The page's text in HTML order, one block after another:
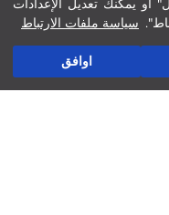
أو يمكنك تعديل الإعدادات
سياسة ملفات الارتباط
اوافق